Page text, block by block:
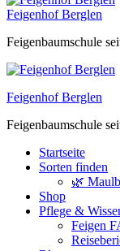
Feigenhof Berglen
Feigenbaumschule
Feigenhof Berglen
Feigenbaumschule
Startseite
Sorten finden
🌿
Shop
Pflege &
Feigen